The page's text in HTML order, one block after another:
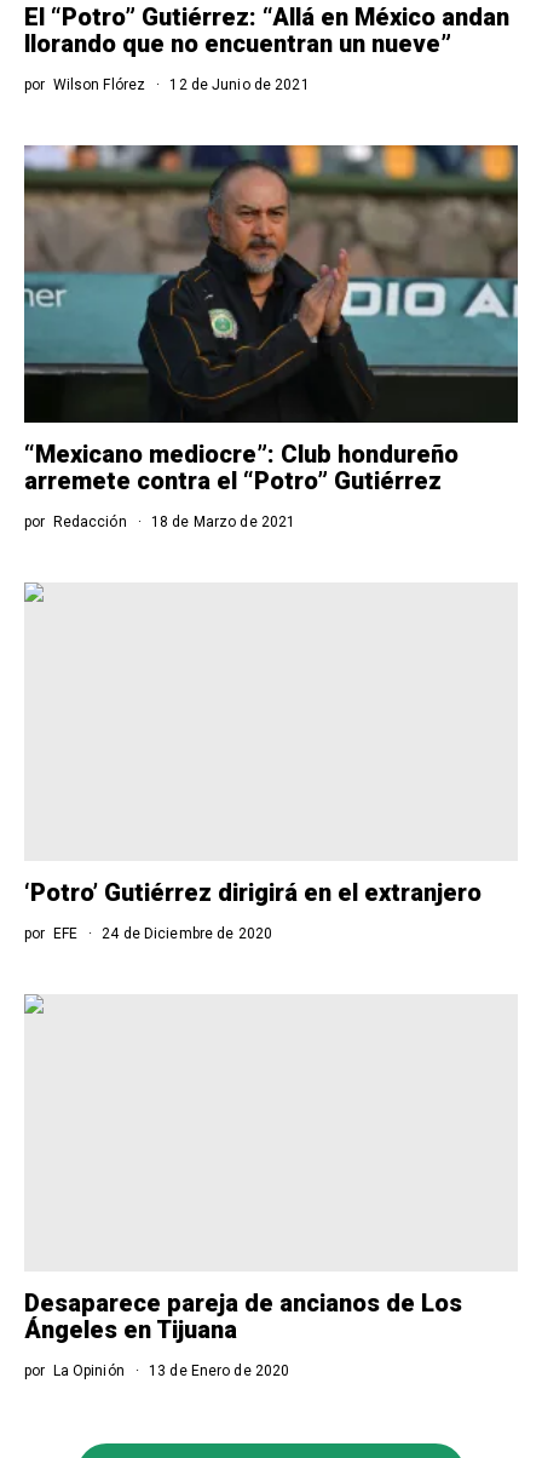
El “Potro” Gutiérrez: “Allá en México andan
llorando que no encuentran un nueve”
por Wilson Flórez 12 de Junio de 2021
“Mexicano mediocre”: Club hondureño
arremete contra el “Potro” Gutiérrez
por Redacción 18 de Marzo de 2021
‘Potro’ Gutiérrez dirigirá en el extranjero
por EFE 24 de Diciembre de 2020
Desaparece pareja de ancianos de Los
Ángeles en Tijuana
por La Opinión 13 de Enero de 2020